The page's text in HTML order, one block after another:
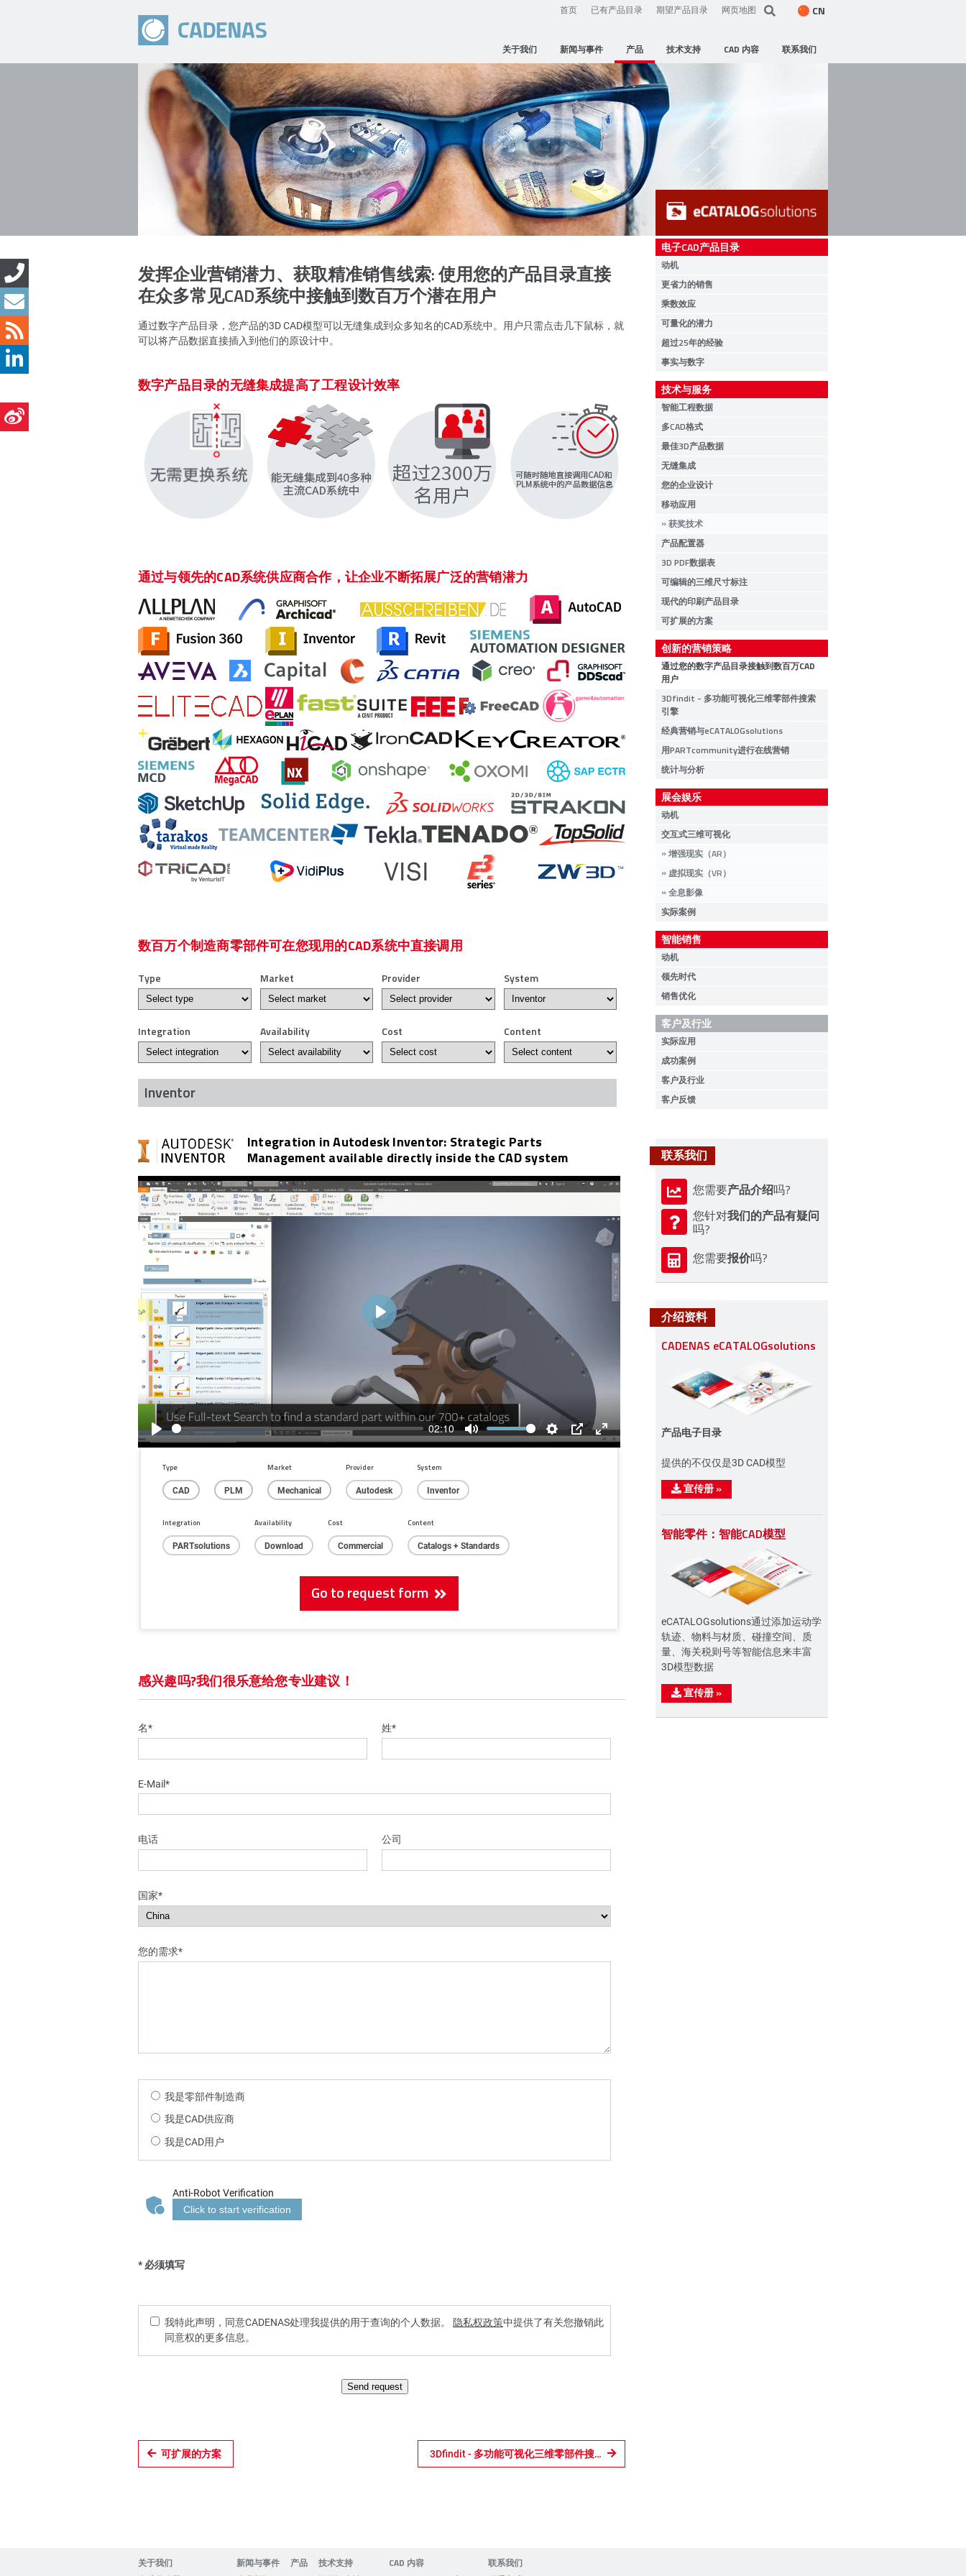
首页 已有产品目录 期望产品目录 网页地图 CN
关于我们 新闻与事件 产品 技术支持 CAD 内容 联系我们
发挥企业营销潜力、获取精准销售线索: 使用您的产品目录直接
在众多常见CAD系统中接触到数百万个潜在用户
通过数字产品目录，您产品的3D CAD模型可以无缝集成到众多知名的CAD系统中。用户只需点击几下鼠标，就
可以将产品数据直接插入到他们的原设计中。
数字产品目录的无缝集成提高了工程设计效率
通过与领先的CAD系统供应商合作，让企业不断拓展广泛的营销潜力
数百万个制造商零部件可在您现用的CAD系统中直接调用
Type Market Provider System
Integration Availability Cost Content
Inventor
Integration in Autodesk Inventor: Strategic Parts
Management available directly inside the CAD system
Play
02:10
Mute
Settings
PIP
Enter
Play
Type
CAD PLM
Market
Mechanical
Provider
Autodesk
System
Inventor
Integration
PARTsolutions
Availability
Download
Cost
Commercial
Content
Catalogs + Standards
Go to request form
感兴趣吗?我们很乐意给您专业建议！
名* 姓*
E-Mail*
电话 公司
国家*
您的需求*
我是零部件制造商
我是CAD供应商
我是CAD用户
Anti-Robot Verification
Click to start verification
* 必须填写
我特此声明，同意CADENAS处理我提供的用于查询的个人数据。 隐私权政策中提供了有关您撤销此
同意权的更多信息。
Send request
可扩展的方案 3Dfindit - 多功能可视化三维零部件搜索引擎
电子CAD产品目录
动机
更省力的销售
乘数效应
可量化的潜力
超过25年的经验
事实与数字
技术与服务
智能工程数据
多CAD格式
最佳3D产品数据
无缝集成
您的企业设计
移动应用
获奖技术
产品配置器
3D PDF数据表
可编辑的三维尺寸标注
现代的印刷产品目录
可扩展的方案
创新的营销策略
通过您的数字产品目录接触到数百万CAD
用户
3Dfindit - 多功能可视化三维零部件搜索
引擎
经典营销与eCATALOGsolutions
用PARTcommunity进行在线营销
统计与分析
展会娱乐
动机
交互式三维可视化
增强现实（AR）
虚拟现实（VR）
全息影像
实际案例
智能销售
动机
领先时代
销售优化
客户及行业
实际应用
成功案例
客户及行业
客户反馈
联系我们
您需要产品介绍吗?
您针对我们的产品有疑问
吗?
您需要报价吗?
介绍资料
CADENAS eCATALOGsolutions
产品电子目录
提供的不仅仅是3D CAD模型
宣传册 »
智能零件：智能CAD模型
eCATALOGsolutions通过添加运动学
轨迹、物料与材质、碰撞空间、质
量、海关税则号等智能信息来丰富
3D模型数据
宣传册 »
关于我们 新闻与事件 产品 技术支持 CAD 内容 联系我们